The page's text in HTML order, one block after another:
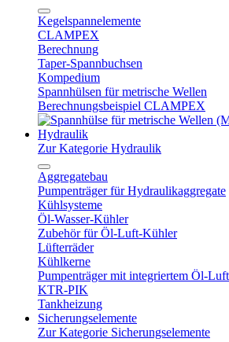
Kegelspannelemente
CLAMPEX
Berechnung
Taper-Spannbuchsen
Kompedium
Spannhülsen für metrische Wellen
Berechnungsbeispiel CLAMPEX
Hydraulik
Zur Kategorie Hydraulik
Aggregatebau
Pumpenträger für Hydraulikaggregate
Kühlsysteme
Öl-Wasser-Kühler
Zubehör für Öl-Luft-Kühler
Lüfterräder
Kühlkerne
Pumpenträger mit integriertem Öl-
KTR-PIK
Tankheizung
Sicherungselemente
Zur Kategorie Sicherungselemente